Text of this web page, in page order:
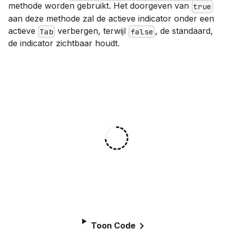
methode worden gebruikt. Het doorgeven van true
aan deze methode zal de actieve indicator onder een
actieve Tab verbergen, terwijl false , de standaard,
de indicator zichtbaar houdt.
Toon Code